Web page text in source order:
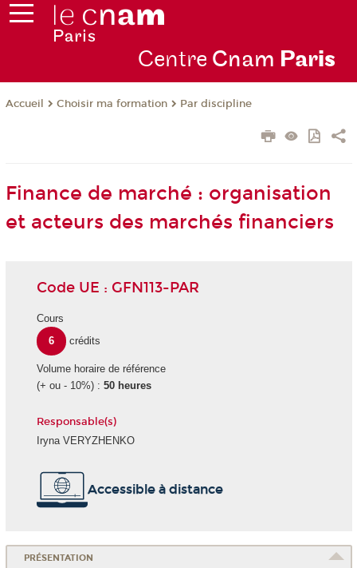
Centre Cnam Paris
Accueil Choisir ma formation Par discipline
Finance de marché : organisation
et acteurs des marchés financiers
Code UE : GFN113-PAR
Cours
6
crédits
Volume horaire de référence
(+ ou - 10%) : 50 heures
Responsable(s)
Iryna VERYZHENKO
Accessible à distance
PRÉSENTATION